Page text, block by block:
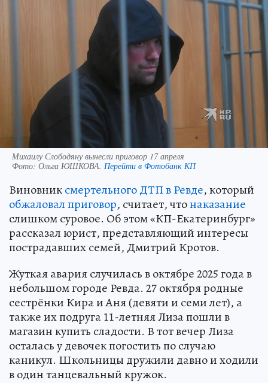
Михаилу Слободяну вынесли приговор 17 апреля
Фото: Ольга ЮШКОВА. Перейти в Фотобанк КП
Виновниксмертельного ДТП в Ревде, который
обжаловал приговор, считает, чтонаказание
слишком суровое. Об этом «КП-Екатеринбург»
рассказал юрист, представляющий интересы
пострадавших семей, Дмитрий Кротов.
Жуткая авария случилась в октябре 2025 года в
небольшом городе Ревда. 27 октября родные
сестрёнки Кира и Аня (девяти и семи лет), а
также их подруга 11-летняя Лиза пошли в
магазин купить сладости. В тот вечер Лиза
осталась у девочек погостить по случаю
каникул. Школьницы дружили давно и ходили
в один танцевальный кружок.